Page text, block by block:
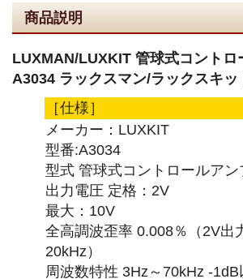
商品説明
LUXMAN/LUXKIT 管球式コントロ
A3034 ラックスマン/ラックスキッ
［仕様］
メーカー：LUXKIT
型番:A3034
型式 管球式コントロールアン
出力電圧 定格：2V
最大：10V
全高調波歪率 0.008％（2V出
20kHz）
周波数特性 3Hz～70kHz -1dB